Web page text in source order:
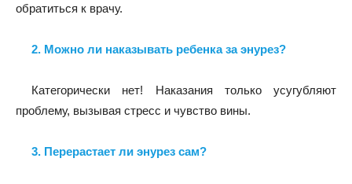
обратиться к врачу.
2. Можно ли наказывать ребенка за энурез?
Категорически нет! Наказания только усугубляют
проблему, вызывая стресс и чувство вины.
3. Перерастает ли энурез сам?